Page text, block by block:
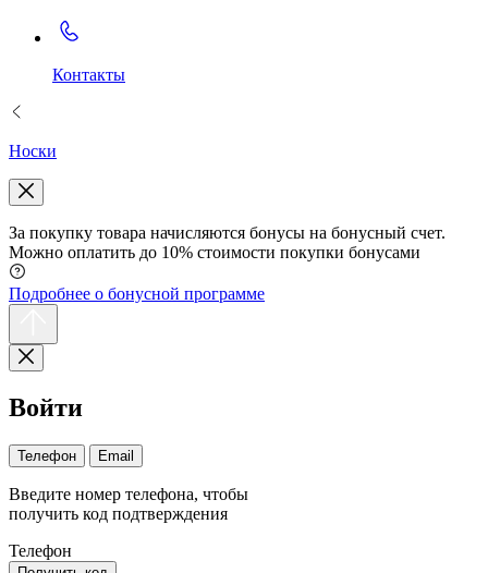
Контакты
Носки
За покупку товара начисляются бонусы на бонусный счет.
Можно оплатить до 10% стоимости покупки бонусами
Подробнее о бонусной программе
Войти
Телефон Email
Введите номер телефона, чтобы
получить код подтверждения
Телефон